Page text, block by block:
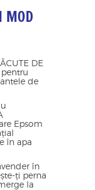
MOD
DE
pentru
de
Epsom
în apa
în
ți perna
la